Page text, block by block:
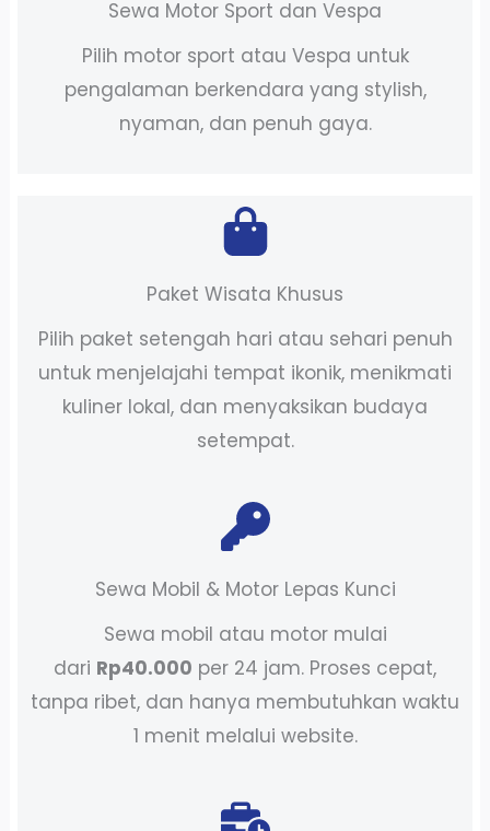
Sewa Motor Sport dan Vespa
Pilih motor sport atau Vespa untuk
pengalaman berkendara yang stylish,
nyaman, dan penuh gaya.
Paket Wisata Khusus
Pilih paket setengah hari atau sehari penuh
untuk menjelajahi tempat ikonik, menikmati
kuliner lokal, dan menyaksikan budaya
setempat.
Sewa Mobil & Motor Lepas Kunci
Sewa mobil atau motor mulai
dari Rp40.000 per 24 jam. Proses cepat,
tanpa ribet, dan hanya membutuhkan waktu
1 menit melalui website.